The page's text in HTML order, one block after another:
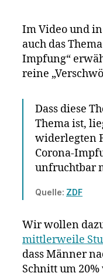
Im Video und
auch das
Impfung“
reine
Dass diese
Thema ist,
widerlegten
Corona-
unfruchtbar
Quelle: ZDF
Wir wollen
mittlerweile
dass Männer
Schnitt um